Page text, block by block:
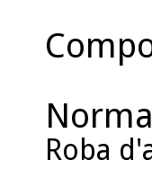
Roba